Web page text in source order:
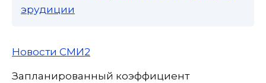
эрудиции
Новости СМИ2
Запланированный коэффициент